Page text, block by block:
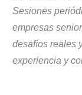
Sesiones
empresas
desafíos reales
experiencia y